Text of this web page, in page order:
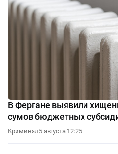
В Фергане выявили
сумов бюджетных
Криминал5 августа 12:25